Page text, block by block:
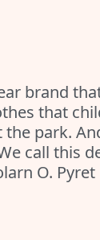
brand
that
park.
call this
O.